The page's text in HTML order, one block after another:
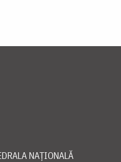
NAȚIONALĂ